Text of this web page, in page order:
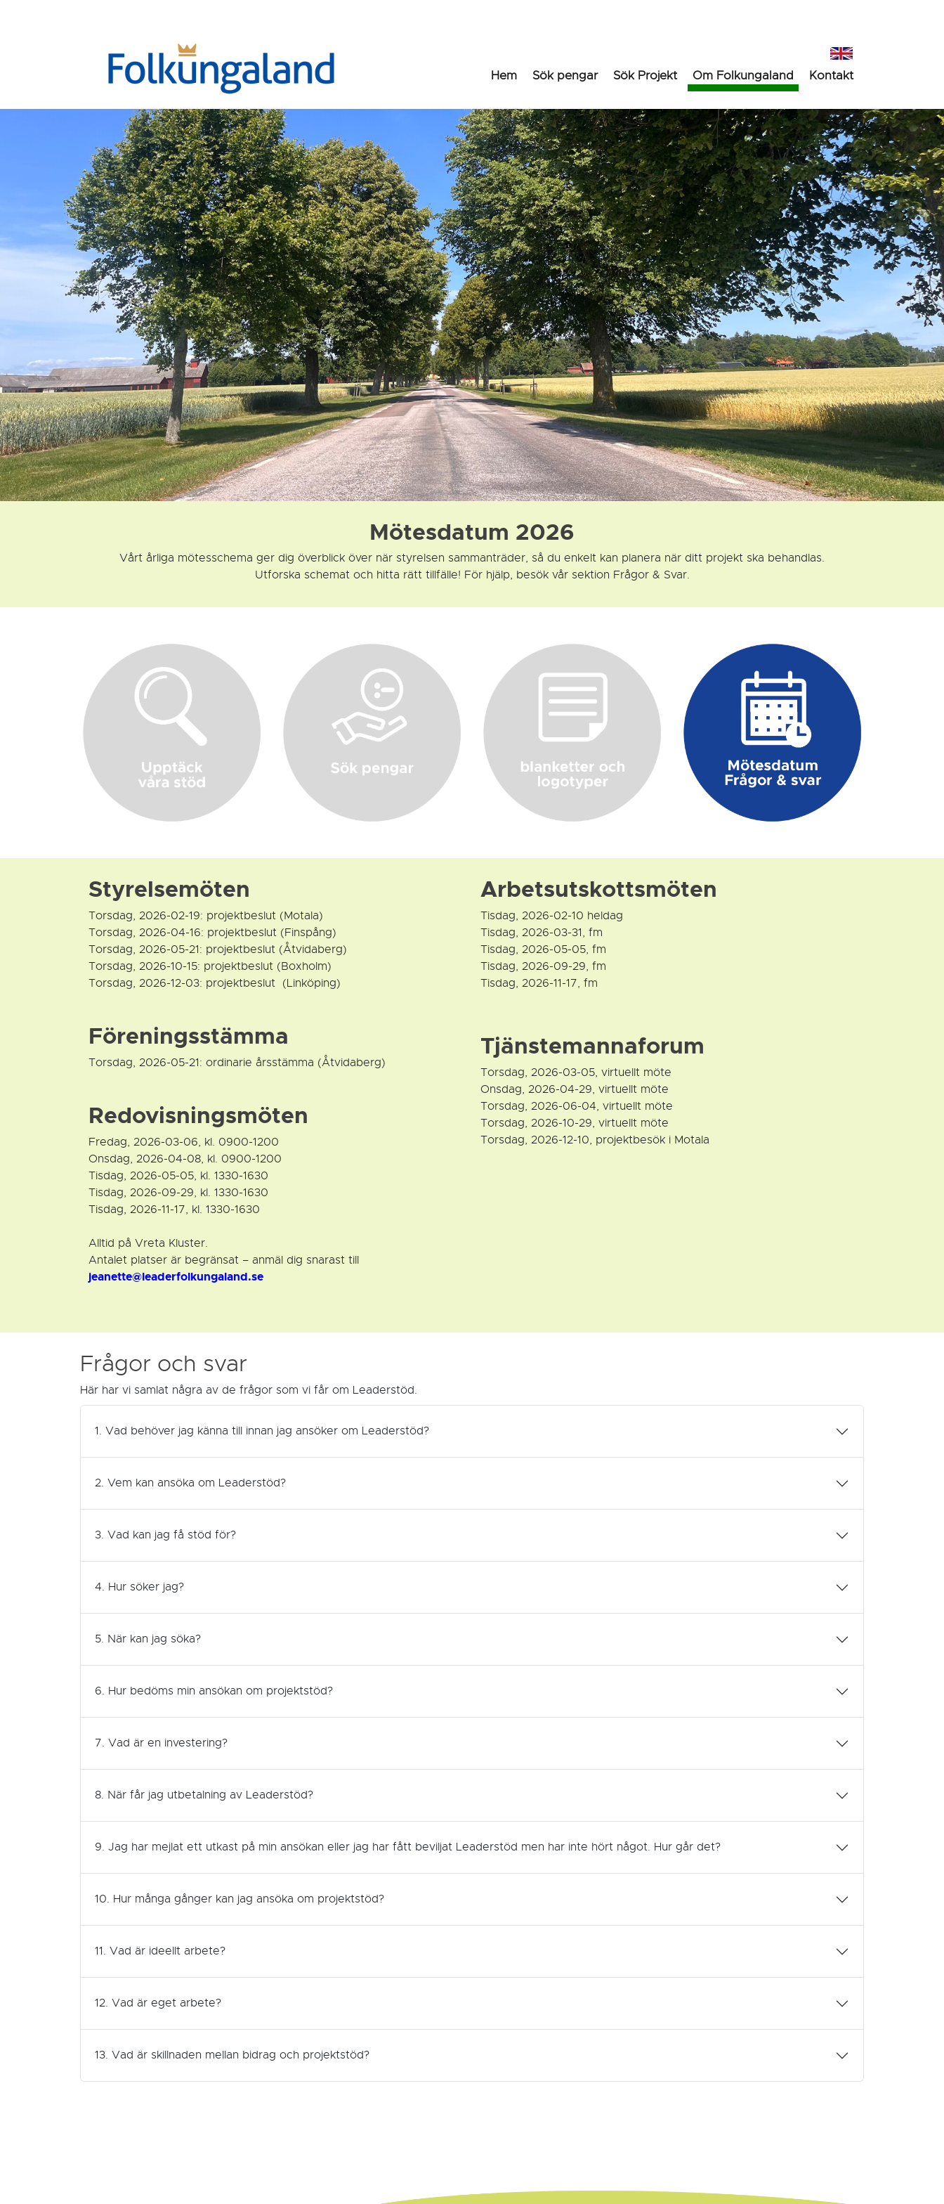
Hem Sök pengar Sök Projekt Om Folkungaland Kontakt
Mötesdatum 2026
Vårt årliga mötesschema ger dig överblick över när styrelsen sammanträder, så du enkelt kan planera när ditt projekt ska behandlas.
Utforska schemat och hitta rätt tillfälle! För hjälp, besök vår sektion Frågor & Svar.
Styrelsemöten
Torsdag, 2026-02-19: projektbeslut (Motala)
Torsdag, 2026-04-16: projektbeslut (Finspång)
Torsdag, 2026-05-21: projektbeslut (Åtvidaberg)
Torsdag, 2026-10-15: projektbeslut (Boxholm)
Torsdag, 2026-12-03: projektbeslut (Linköping)
Föreningsstämma
Torsdag, 2026-05-21: ordinarie årsstämma (Åtvidaberg)
Redovisningsmöten
Fredag, 2026-03-06, kl. 0900-1200
Onsdag, 2026-04-08, kl. 0900-1200
Tisdag, 2026-05-05, kl. 1330-1630
Tisdag, 2026-09-29, kl. 1330-1630
Tisdag, 2026-11-17, kl. 1330-1630
Alltid på Vreta Kluster.
Antalet platser är begränsat – anmäl dig snarast till
jeanette@leaderfolkungaland.se
Arbetsutskottsmöten
Tisdag, 2026-02-10 heldag
Tisdag, 2026-03-31, fm
Tisdag, 2026-05-05, fm
Tisdag, 2026-09-29, fm
Tisdag, 2026-11-17, fm
Tjänstemannaforum
Torsdag, 2026-03-05, virtuellt möte
Onsdag, 2026-04-29, virtuellt möte
Torsdag, 2026-06-04, virtuellt möte
Torsdag, 2026-10-29, virtuellt möte
Torsdag, 2026-12-10, projektbesök i Motala
Frågor och svar
Här har vi samlat några av de frågor som vi får om Leaderstöd.
1. Vad behöver jag känna till innan jag ansöker om Leaderstöd?
2. Vem kan ansöka om Leaderstöd?
3. Vad kan jag få stöd för?
4. Hur söker jag?
5. När kan jag söka?
6. Hur bedöms min ansökan om projektstöd?
7. Vad är en investering?
8. När får jag utbetalning av Leaderstöd?
9. Jag har mejlat ett utkast på min ansökan eller jag har fått beviljat Leaderstöd men har inte hört något. Hur går det?
10. Hur många gånger kan jag ansöka om projektstöd?
11. Vad är ideellt arbete?
12. Vad är eget arbete?
13. Vad är skillnaden mellan bidrag och projektstöd?